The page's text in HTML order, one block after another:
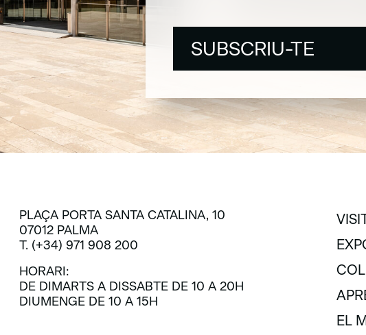
SUBSCRIU-TE
PLAÇA PORTA SANTA CATALINA, 10
07012 PALMA
T. (+34) 971 908 200
HORARI:
DE DIMARTS A DISSABTE DE 10 A 20H
DIUMENGE DE 10 A 15H
EL